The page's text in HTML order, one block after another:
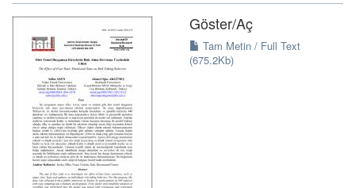
Göster/Aç
Tam Metin / Full Text
(675.2Kb)